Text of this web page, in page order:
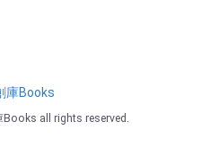
庫Books
Books all rights reserved.